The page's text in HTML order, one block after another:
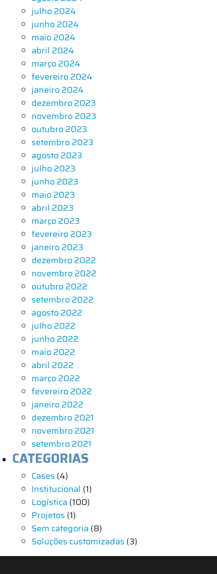
julho 2024
junho 2024
maio 2024
abril 2024
março 2024
fevereiro 2024
janeiro 2024
dezembro 2023
novembro 2023
outubro 2023
setembro 2023
agosto 2023
julho 2023
junho 2023
maio 2023
abril 2023
março 2023
fevereiro 2023
janeiro 2023
dezembro 2022
novembro 2022
outubro 2022
setembro 2022
agosto 2022
julho 2022
junho 2022
maio 2022
abril 2022
março 2022
fevereiro 2022
janeiro 2022
dezembro 2021
novembro 2021
setembro 2021
CATEGORIAS
Cases (4)
Institucional (1)
Logística (100)
Projetos (1)
Sem categoria (8)
Soluções customizadas (3)